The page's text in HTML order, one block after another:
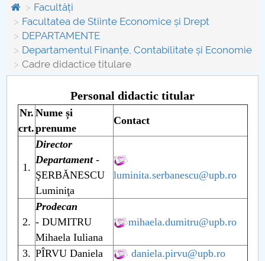
Despre Universitate
Centrul de Management al Proiectelor
Consiliul de Administratie
Nr. de telefon si adrese Facultăți
Români de pretutindeni - ADMITERE
Senat
Facultăți
Facultăți
Facultatea de Stiinte Economice și Drept
DEPARTAMENTE
Departamentul Finanțe, Contabilitate și Economie
Cadre didactice titulare
Personal didactic titular
Nr.
crt.
Nume și
prenume
Contact
1.
Director
Departament-
ŞERBĂNESCU
Luminiţa
luminita.serbanescu@upb.ro
2.
Prodecan
- DUMITRU
Mihaela Iuliana
mihaela.dumitru@upb.ro
3. PÎRVU Daniela
daniela.pirvu@upb.ro